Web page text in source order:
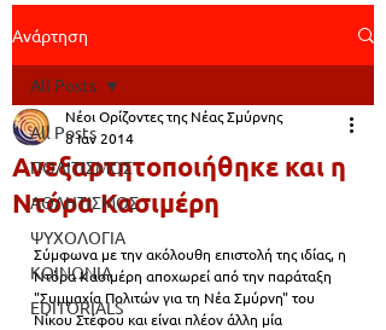
Ανάρτηση
All Posts
ΠΟΛΙΤΙΣΜΟΣ
ΑΘΛΗΤΙΣΜΟΣ
ΨΥΧΟΛΟΓΙΑ
ΚΟΙΝΩΝΙΑ
EDITORIALS
All Posts
Ανεξαρτητοποιήθηκε και η
Ντόρα Κασιμέρη
Νέοι Ορίζοντες της Νέας Σμύρνης
8 Ιαν 2014
Σύμφωνα με την ακόλουθη επιστολή της ιδίας, η
Ντόρα Κασιμέρη αποχωρεί από την παράταξη
"Συμμαχία Πολιτών για τη Νέα Σμύρνη" του
Νίκου Στέφου και είναι πλέον άλλη μία